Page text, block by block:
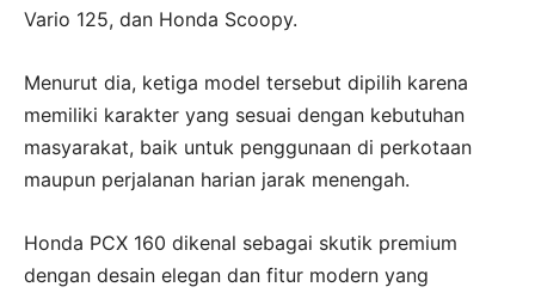
Vario 125, dan Honda Scoopy.
Menurut dia, ketiga model tersebut dipilih karena
memiliki karakter yang sesuai dengan kebutuhan
masyarakat, baik untuk penggunaan di perkotaan
maupun perjalanan harian jarak menengah.
Honda PCX 160 dikenal sebagai skutik premium
dengan desain elegan dan fitur modern yang